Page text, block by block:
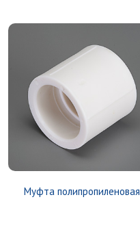
Муфта полипропиленовая